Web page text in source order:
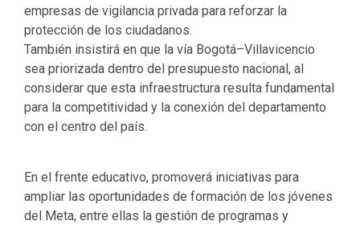
empresas de vigilancia privada para reforzar la
protección de los ciudadanos.
También insistirá en que la vía Bogotá–Villavicencio
sea priorizada dentro del presupuesto nacional, al
considerar que esta infraestructura resulta fundamental
para la competitividad y la conexión del departamento
con el centro del país.
En el frente educativo, promoverá iniciativas para
ampliar las oportunidades de formación de los jóvenes
del Meta, entre ellas la gestión de programas y